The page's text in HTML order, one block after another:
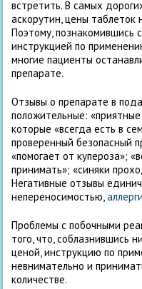
встретить. В самых
аскорутин, цены
Поэтому, познакомившись
инструкцией по
многие пациенты
препарате.
Отзывы о препарате в
положительные:
которые «всегда есть в
проверенный безопасный
«помогает от купероза»;
принимать»; «синяки
Негативные отзывы
непереносимостью,
Проблемы с побочными
того, что, соблазнившись
ценой, инструкцию по
невнимательно и
количестве.